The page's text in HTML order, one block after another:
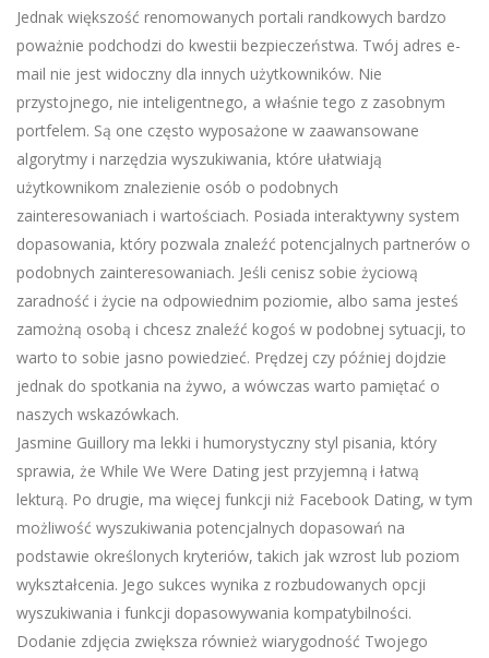
Jednak większość renomowanych portali randkowych bardzo
poważnie podchodzi do kwestii bezpieczeństwa. Twój adres e-
mail nie jest widoczny dla innych użytkowników. Nie
przystojnego, nie inteligentnego, a właśnie tego z zasobnym
portfelem. Są one często wyposażone w zaawansowane
algorytmy i narzędzia wyszukiwania, które ułatwiają
użytkownikom znalezienie osób o podobnych
zainteresowaniach i wartościach. Posiada interaktywny system
dopasowania, który pozwala znaleźć potencjalnych partnerów o
podobnych zainteresowaniach. Jeśli cenisz sobie życiową
zaradność i życie na odpowiednim poziomie, albo sama jesteś
zamożną osobą i chcesz znaleźć kogoś w podobnej sytuacji, to
warto to sobie jasno powiedzieć. Prędzej czy później dojdzie
jednak do spotkania na żywo, a wówczas warto pamiętać o
naszych wskazówkach.
Jasmine Guillory ma lekki i humorystyczny styl pisania, który
sprawia, że While We Were Dating jest przyjemną i łatwą
lekturą. Po drugie, ma więcej funkcji niż Facebook Dating, w tym
możliwość wyszukiwania potencjalnych dopasowań na
podstawie określonych kryteriów, takich jak wzrost lub poziom
wykształcenia. Jego sukces wynika z rozbudowanych opcji
wyszukiwania i funkcji dopasowywania kompatybilności.
Dodanie zdjęcia zwiększa również wiarygodność Twojego